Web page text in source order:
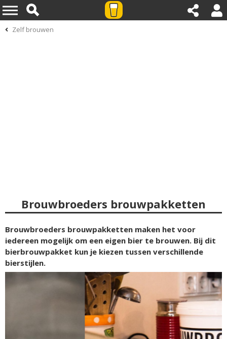
Zelf brouwen
Brouwbroeders brouwpakketten
Brouwbroeders brouwpakketten maken het voor
iedereen mogelijk om een eigen bier te brouwen. Bij dit
bierbrouwpakket kun je kiezen tussen verschillende
bierstijlen.